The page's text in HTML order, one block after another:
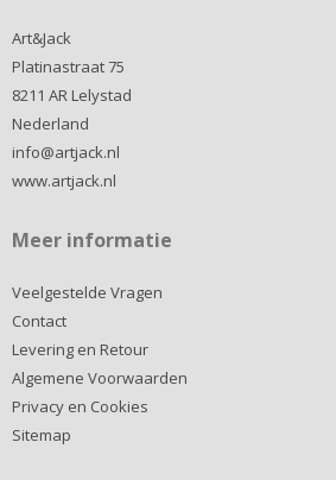
Art&Jack
Platinastraat 75
8211 AR Lelystad
Nederland
info@artjack.nl
www.artjack.nl
Meer informatie
Veelgestelde Vragen
Contact
Levering en Retour
Algemene Voorwaarden
Privacy en Cookies
Sitemap